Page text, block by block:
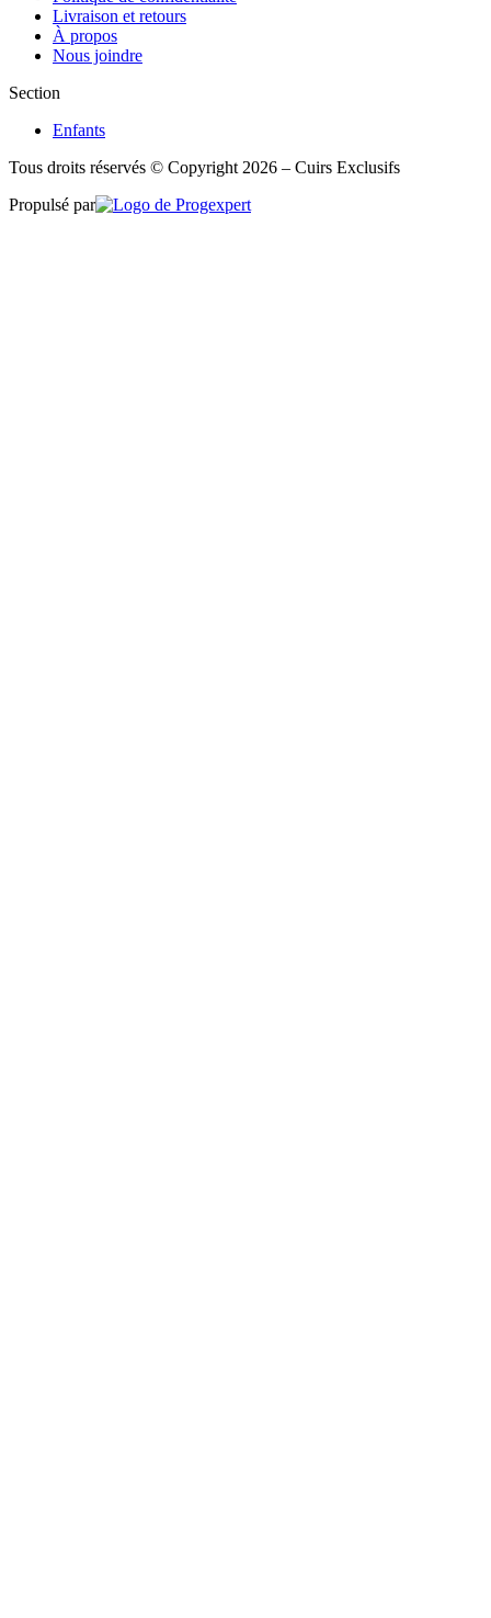
Livraison et retours
À propos
Nous joindre
Section
Enfants
Tous droits réservés © Copyright 2026 – Cuirs Exclusifs
Propulsé par